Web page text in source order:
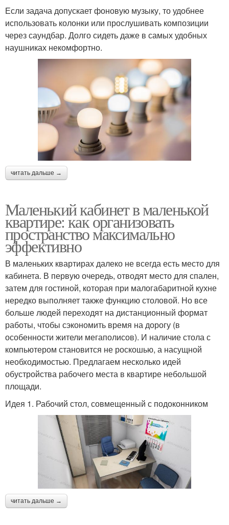
Если задача допускает фоновую музыку, то удобнее
использовать колонки или прослушивать композиции
через саундбар. Долго сидеть даже в самых удобных
наушниках некомфортно.
читать дальше →
Маленький кабинет в маленькой
квартире: как организовать
пространство максимально
эффективно
В маленьких квартирах далеко не всегда есть место для
кабинета. В первую очередь, отводят место для спален,
затем для гостиной, которая при малогабаритной кухне
нередко выполняет также функцию столовой. Но все
больше людей переходят на дистанционный формат
работы, чтобы сэкономить время на дорогу (в
особенности жители мегаполисов). И наличие стола с
компьютером становится не роскошью, а насущной
необходимостью. Предлагаем несколько идей
обустройства рабочего места в квартире небольшой
площади.
Идея 1. Рабочий стол, совмещенный с подоконником
читать дальше →